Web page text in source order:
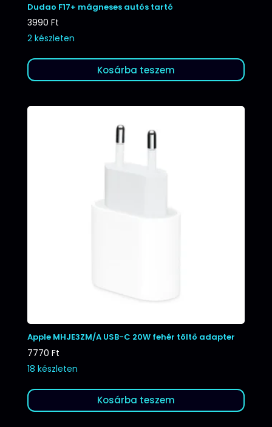
Dudao F17+ mágneses autós tartó
3990 Ft
2 készleten
Kosárba teszem
Apple MHJE3ZM/A USB-C 20W fehér töltő adapter
7770 Ft
18 készleten
Kosárba teszem